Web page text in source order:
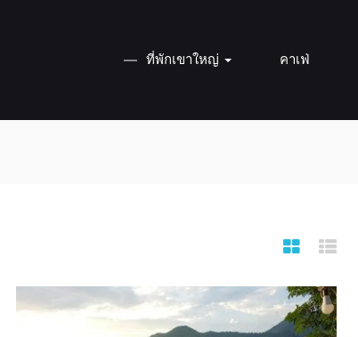
ที่พักเขาใหญ่ คาเฟ่